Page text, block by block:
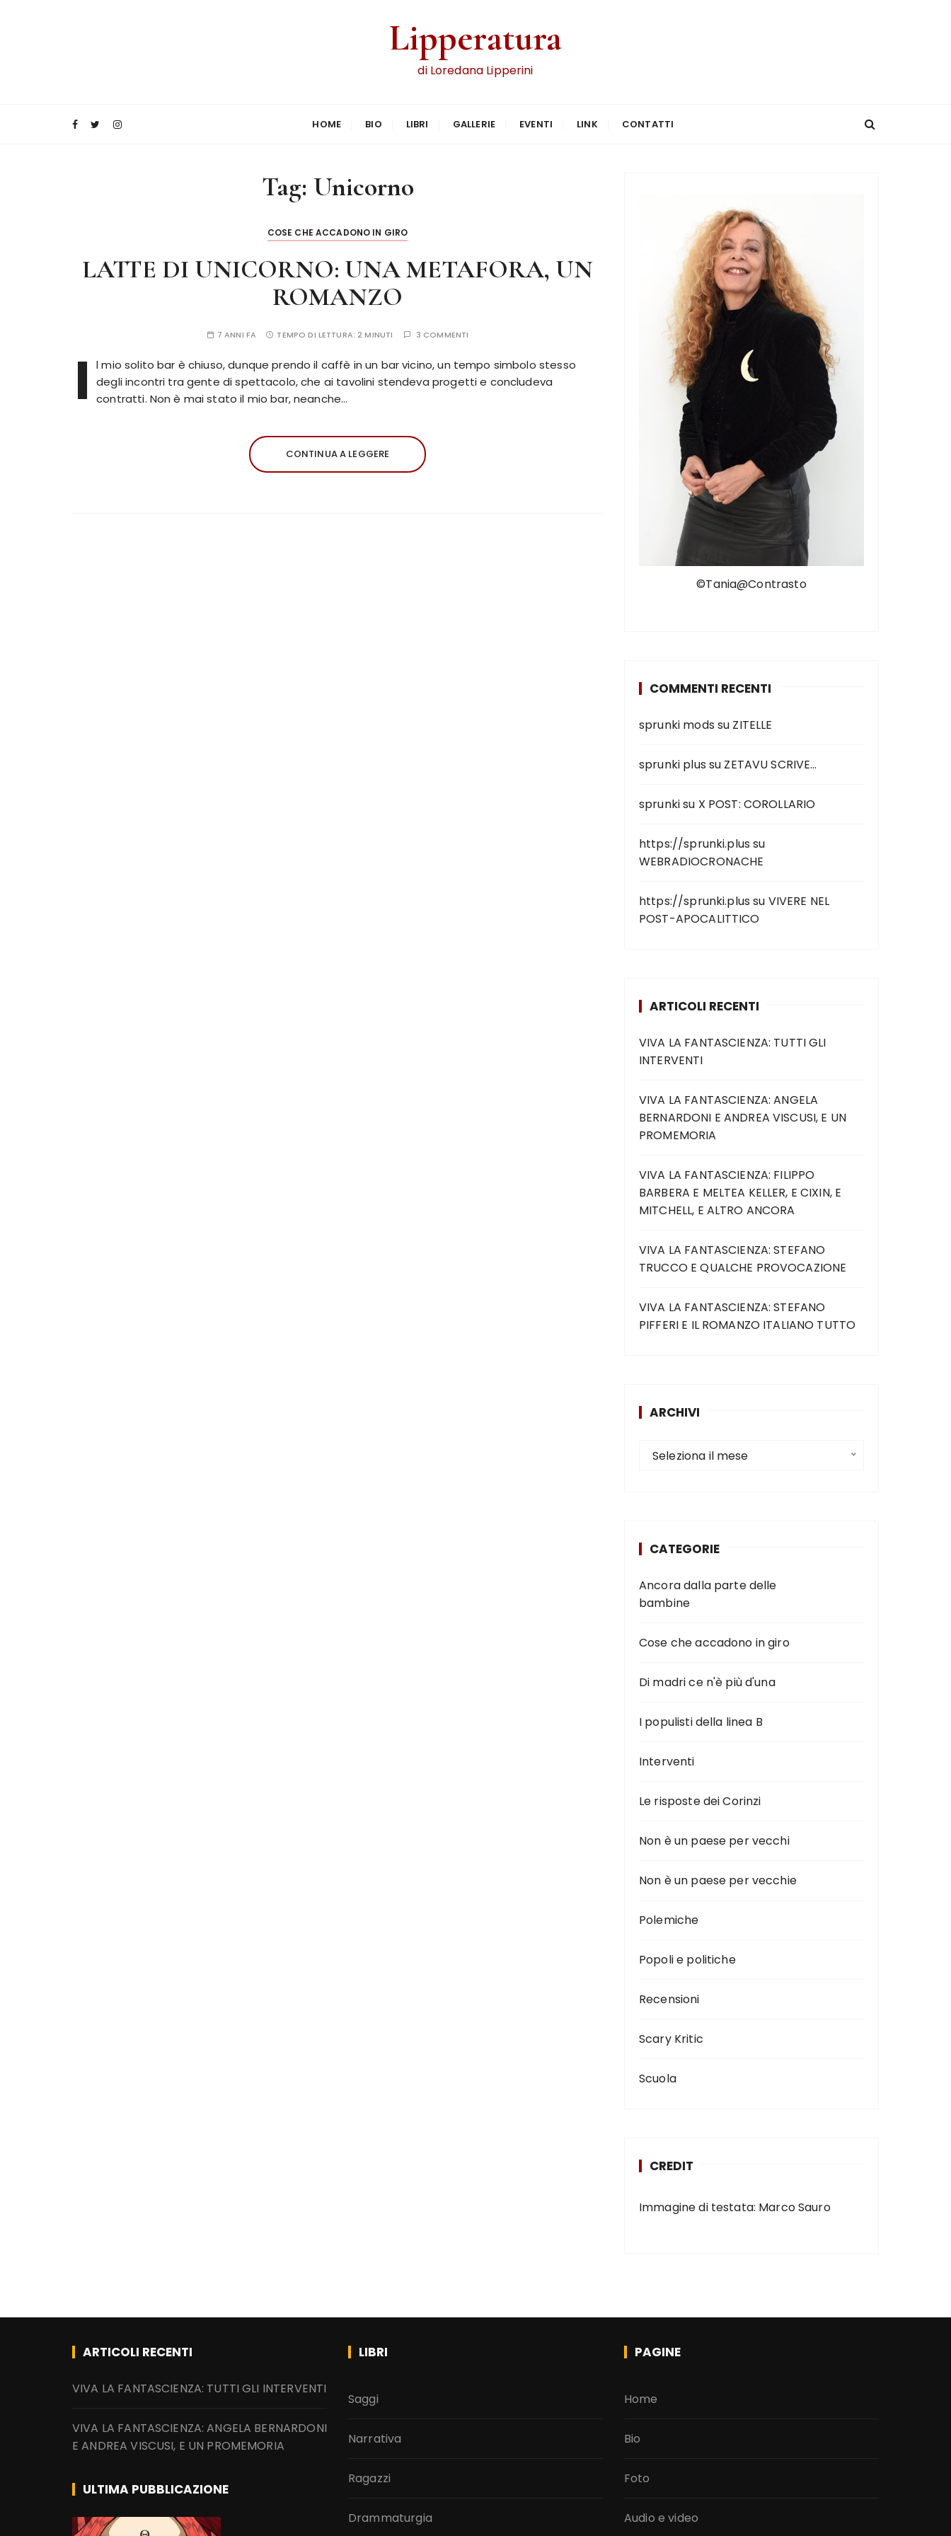
Lipperatura
di Loredana Lipperini
HOME BIO LIBRI GALLERIE EVENTI LINK CONTATTI
Tag: Unicorno
COSE CHE ACCADONO IN GIRO
LATTE DI UNICORNO: UNA METAFORA, UN
ROMANZO
7 ANNI FA TEMPO DI LETTURA:2 MINUTI 3 COMMENTI
I
l mio solito bar è chiuso, dunque prendo il caffè in un bar vicino, un tempo simbolo stesso
degli incontri tra gente di spettacolo, che ai tavolini stendeva progetti e concludeva
contratti. Non è mai stato il mio bar, neanche…
CONTINUA A LEGGERE
©Tania@Contrasto
COMMENTI RECENTI
sprunki mods su ZITELLE
sprunki plus su ZETAVU SCRIVE…
sprunkisu X POST: COROLLARIO
https://sprunki.plus su
WEBRADIOCRONACHE
https://sprunki.plus su VIVERE NEL
POST-APOCALITTICO
ARTICOLI RECENTI
VIVA LA FANTASCIENZA: TUTTI GLI
INTERVENTI
VIVA LA FANTASCIENZA: ANGELA
BERNARDONI E ANDREA VISCUSI, E UN
PROMEMORIA
VIVA LA FANTASCIENZA: FILIPPO
BARBERA E MELTEA KELLER, E CIXIN, E
MITCHELL, E ALTRO ANCORA
VIVA LA FANTASCIENZA: STEFANO
TRUCCO E QUALCHE PROVOCAZIONE
VIVA LA FANTASCIENZA: STEFANO
PIFFERI E IL ROMANZO ITALIANO TUTTO
ARCHIVI
Seleziona il mese
CATEGORIE
Ancora dalla parte delle
bambine
Cose che accadono in giro
Di madri ce n'è più d'una
I populisti della linea B
Interventi
Le risposte dei Corinzi
Non è un paese per vecchi
Non è un paese per vecchie
Polemiche
Popoli e politiche
Recensioni
Scary Kritic
Scuola
CREDIT
Immagine di testata: Marco Sauro
ARTICOLI RECENTI
VIVA LA FANTASCIENZA: TUTTI GLI INTERVENTI
VIVA LA FANTASCIENZA: ANGELA BERNARDONI
E ANDREA VISCUSI, E UN PROMEMORIA
ULTIMA PUBBLICAZIONE
LIBRI
Saggi
Narrativa
Ragazzi
Drammaturgia
PAGINE
Home
Bio
Foto
Audio e video